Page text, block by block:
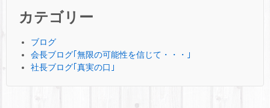
カテゴリー
ブログ
会長ブログ｢無限の可能性を信じて・・・｣
社長ブログ｢真実の口｣